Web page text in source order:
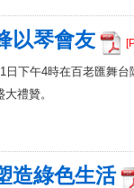
以琴會友
下午4時在百老匯舞
禮贊。
造綠色生活